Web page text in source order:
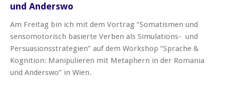
und Anderswo
Am Freitag bin ich mit dem Vortrag “Somatismen und
sensomotorisch basierte Verben als Simulations- und
Persuasionsstrategien” auf dem Workshop “Sprache &
Kognition: Manipulieren mit Metaphern in der Romania
und Anderswo” in Wien.